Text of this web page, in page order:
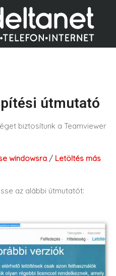
útmutató
biztosítunk a Teamviewer
windowsra / Letöltés más
az alábbi útmutatót: